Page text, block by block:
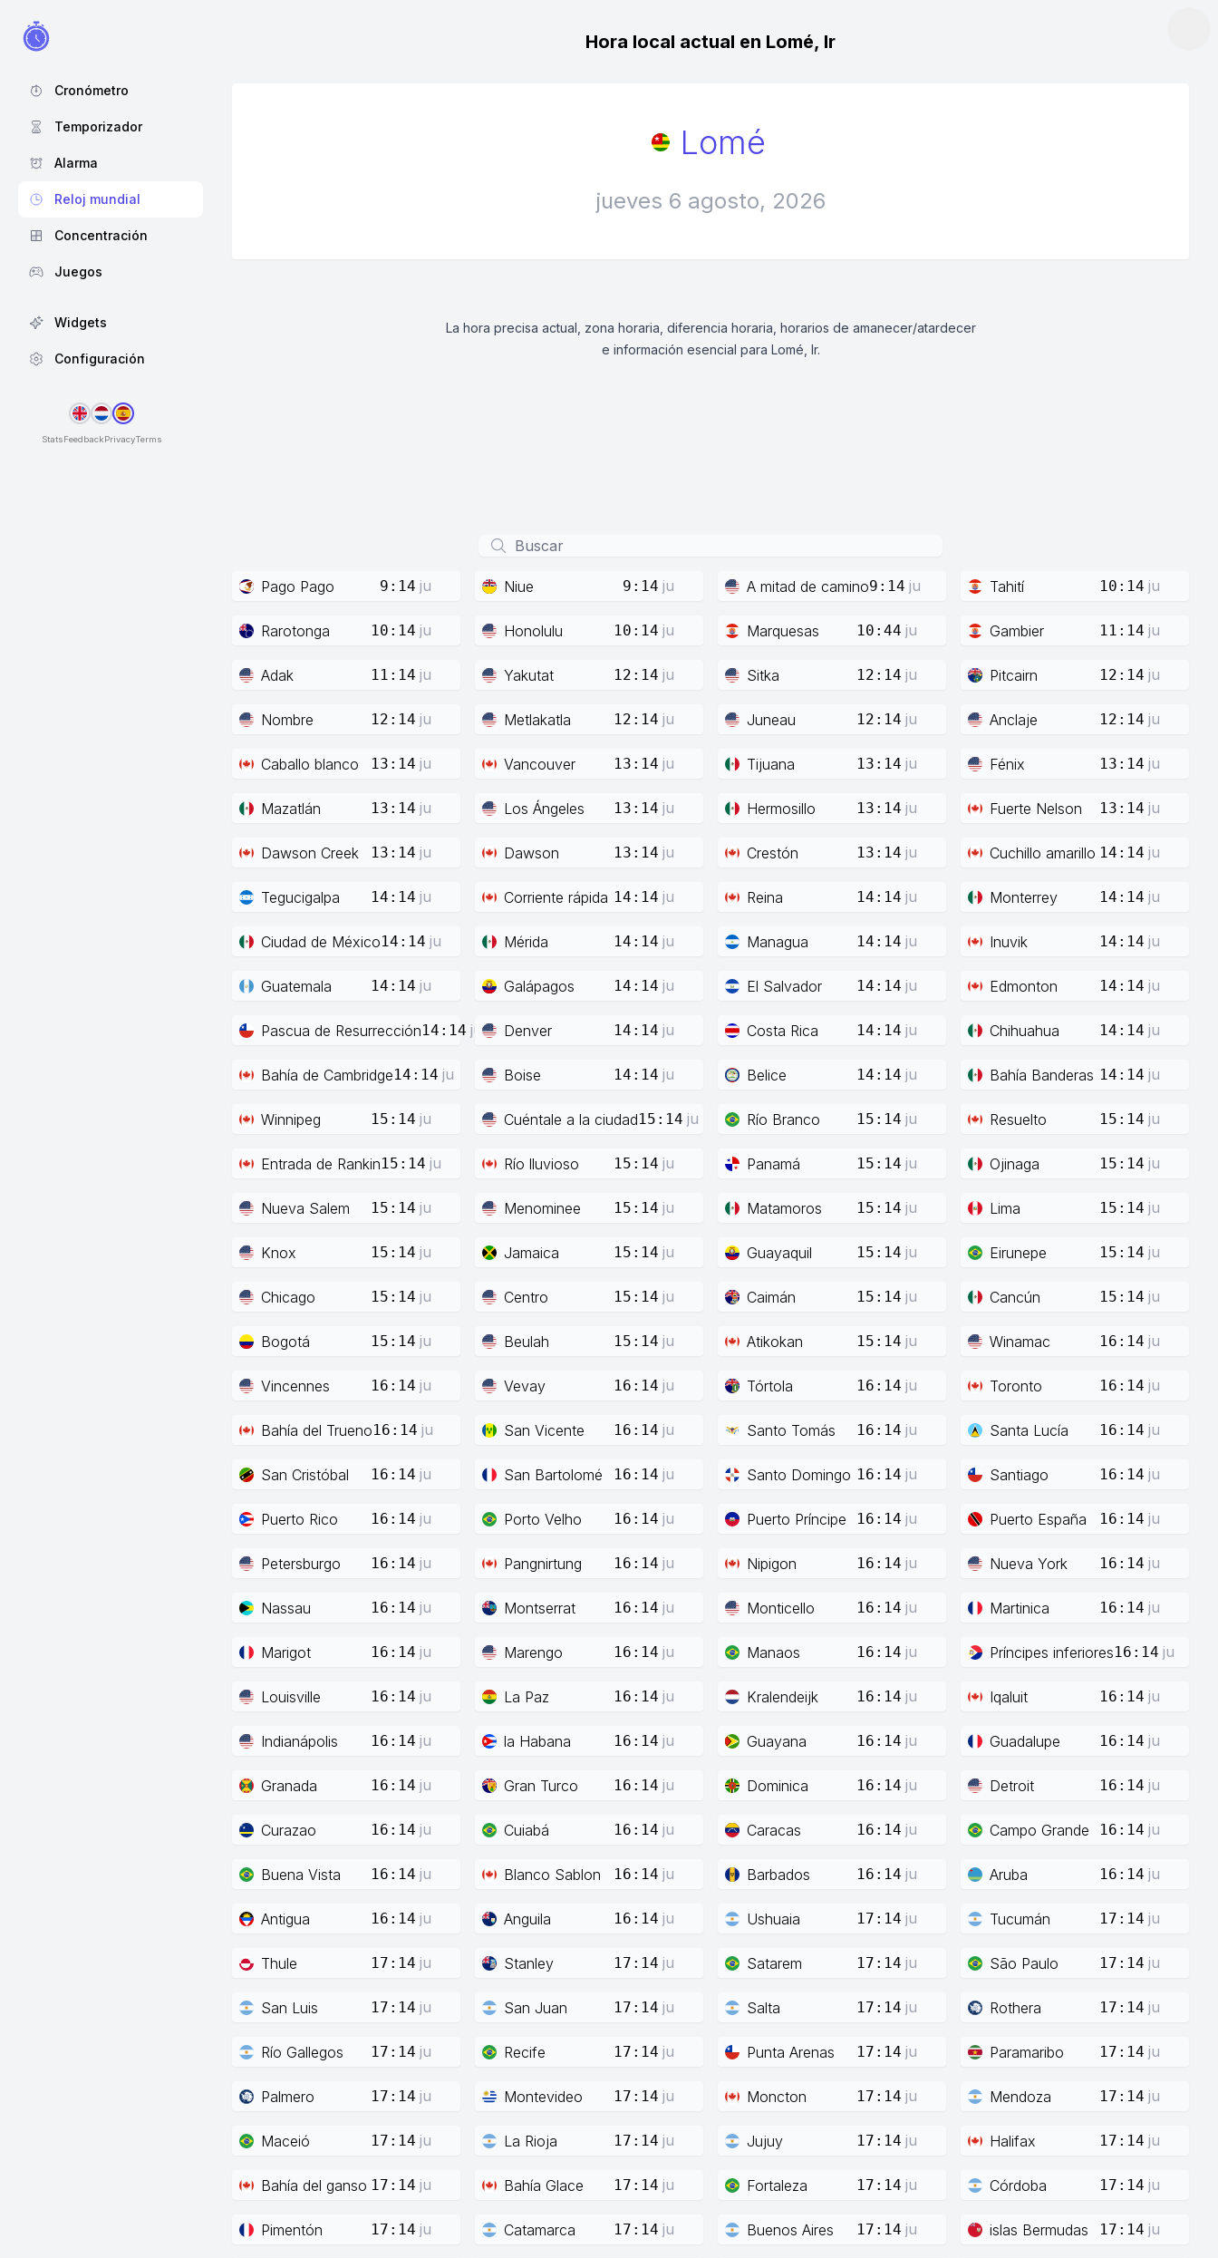
Cronómetro
Temporizador
Alarma
Reloj mundial
Concentración
Juegos
Widgets
Configuración
StatsFeedbackPrivacyTerms
Hora local actual en Lomé, Ir
Lomé
jueves 6 agosto, 2026
La hora precisa actual, zona horaria, diferencia horaria, horarios de amanecer/atardecer
e información esencial para Lomé, Ir.
Pago Pago 9:14 ju Niue 9:14 ju A mitad de camino9:14 ju Tahití 10:14 ju
Rarotonga 10:14 ju Honolulu 10:14 ju Marquesas 10:44 ju Gambier 11:14 ju
Adak 11:14 ju Yakutat 12:14 ju Sitka 12:14 ju Pitcairn 12:14 ju
Nombre 12:14 ju Metlakatla 12:14 ju Juneau 12:14 ju Anclaje 12:14 ju
Caballo blanco 13:14 ju Vancouver 13:14 ju Tijuana 13:14 ju Fénix 13:14 ju
Mazatlán 13:14 ju Los Ángeles 13:14 ju Hermosillo 13:14 ju Fuerte Nelson 13:14 ju
Dawson Creek 13:14 ju Dawson 13:14 ju Crestón 13:14 ju Cuchillo amarillo 14:14 ju
Tegucigalpa 14:14 ju Corriente rápida 14:14 ju Reina 14:14 ju Monterrey 14:14 ju
Ciudad de México14:14 ju Mérida 14:14 ju Managua 14:14 ju Inuvik 14:14 ju
Guatemala 14:14 ju Galápagos 14:14 ju El Salvador 14:14 ju Edmonton 14:14 ju
Pascua de Resurrección14:14 ju Denver 14:14 ju Costa Rica 14:14 ju Chihuahua 14:14 ju
Bahía de Cambridge14:14 ju Boise 14:14 ju Belice 14:14 ju Bahía Banderas 14:14 ju
Winnipeg 15:14 ju Cuéntale a la ciudad15:14 ju Río Branco 15:14 ju Resuelto 15:14 ju
Entrada de Rankin15:14 ju Río lluvioso 15:14 ju Panamá 15:14 ju Ojinaga 15:14 ju
Nueva Salem 15:14 ju Menominee 15:14 ju Matamoros 15:14 ju Lima 15:14 ju
Knox 15:14 ju Jamaica 15:14 ju Guayaquil 15:14 ju Eirunepe 15:14 ju
Chicago 15:14 ju Centro 15:14 ju Caimán 15:14 ju Cancún 15:14 ju
Bogotá 15:14 ju Beulah 15:14 ju Atikokan 15:14 ju Winamac 16:14 ju
Vincennes 16:14 ju Vevay 16:14 ju Tórtola 16:14 ju Toronto 16:14 ju
Bahía del Trueno16:14 ju San Vicente 16:14 ju Santo Tomás 16:14 ju Santa Lucía 16:14 ju
San Cristóbal 16:14 ju San Bartolomé 16:14 ju Santo Domingo 16:14 ju Santiago 16:14 ju
Puerto Rico 16:14 ju Porto Velho 16:14 ju Puerto Príncipe 16:14 ju Puerto España 16:14 ju
Petersburgo 16:14 ju Pangnirtung 16:14 ju Nipigon 16:14 ju Nueva York 16:14 ju
Nassau 16:14 ju Montserrat 16:14 ju Monticello 16:14 ju Martinica 16:14 ju
Marigot 16:14 ju Marengo 16:14 ju Manaos 16:14 ju Príncipes inferiores16:14 ju
Louisville 16:14 ju La Paz 16:14 ju Kralendeijk 16:14 ju Iqaluit 16:14 ju
Indianápolis 16:14 ju la Habana 16:14 ju Guayana 16:14 ju Guadalupe 16:14 ju
Granada 16:14 ju Gran Turco 16:14 ju Dominica 16:14 ju Detroit 16:14 ju
Curazao 16:14 ju Cuiabá 16:14 ju Caracas 16:14 ju Campo Grande 16:14 ju
Buena Vista 16:14 ju Blanco Sablon 16:14 ju Barbados 16:14 ju Aruba 16:14 ju
Antigua 16:14 ju Anguila 16:14 ju Ushuaia 17:14 ju Tucumán 17:14 ju
Thule 17:14 ju Stanley 17:14 ju Satarem 17:14 ju São Paulo 17:14 ju
San Luis 17:14 ju San Juan 17:14 ju Salta 17:14 ju Rothera 17:14 ju
Río Gallegos 17:14 ju Recife 17:14 ju Punta Arenas 17:14 ju Paramaribo 17:14 ju
Palmero 17:14 ju Montevideo 17:14 ju Moncton 17:14 ju Mendoza 17:14 ju
Maceió 17:14 ju La Rioja 17:14 ju Jujuy 17:14 ju Halifax 17:14 ju
Bahía del ganso 17:14 ju Bahía Glace 17:14 ju Fortaleza 17:14 ju Córdoba 17:14 ju
Pimentón 17:14 ju Catamarca 17:14 ju Buenos Aires 17:14 ju islas Bermudas 17:14 ju